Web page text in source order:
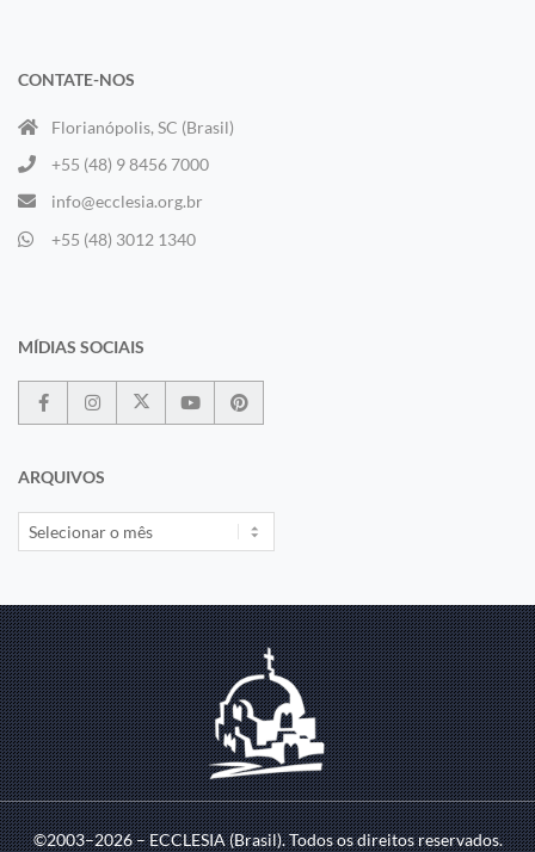
CONTATE-NOS
Florianópolis, SC (Brasil)
+55 (48) 9 8456 7000
info@ecclesia.org.br
+55 (48) 3012 1340
MÍDIAS SOCIAIS
ARQUIVOS
©2003–2026 – ECCLESIA (Brasil). Todos os direitos reservados.